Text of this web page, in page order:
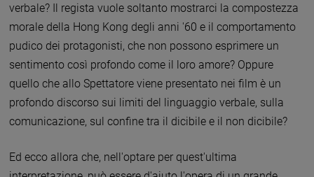
verbale? Il regista vuole soltanto mostrarci la compostezza
morale della Hong Kong degli anni '60 e il comportamento
pudico dei protagonisti, che non possono esprimere un
sentimento così profondo come il loro amore? Oppure
quello che allo Spettatore viene presentato nei film è un
profondo discorso sui limiti del linguaggio verbale, sulla
comunicazione, sul confine tra il dicibile e il non dicibile?
Ed ecco allora che, nell'optare per quest'ultima